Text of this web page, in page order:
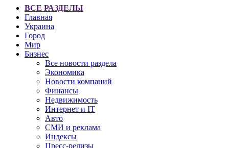
ВСЕ РАЗДЕЛЫ
Главная
Украина
Город
Мир
Бизнес
Все новости раздела
Экономика
Новости компаний
Финансы
Недвижимость
Интернет и IT
Авто
СМИ и реклама
Индексы
Пресс-релизы